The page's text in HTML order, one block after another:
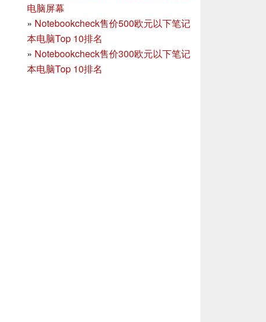
电脑屏幕
» Notebookcheck售价500欧元以下笔记
本电脑Top 10排名
» Notebookcheck售价300欧元以下笔记
本电脑Top 10排名